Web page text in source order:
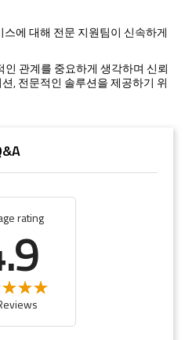
에 대해 전문 지원팀이 신속하게
인 관계를 중요하게 생각하며 신뢰
, 전문적인 솔루션을 제공하기 위
rating